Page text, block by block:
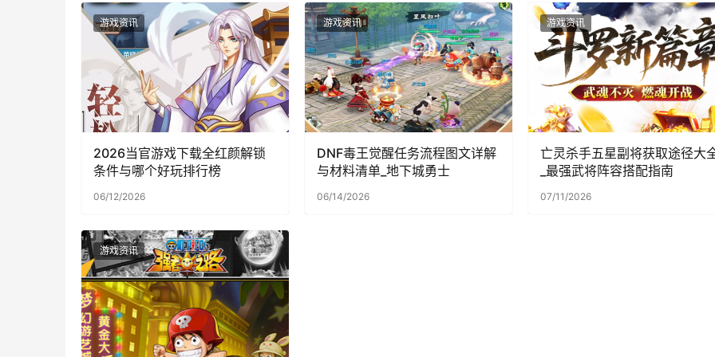
游戏资讯
2026当官游戏下载全红颜解锁
条件与哪个好玩排行榜
06/12/2026
游戏资讯
DNF毒王觉醒任务流程图文详解
与材料清单_地下城勇士
06/14/2026
游戏资讯
亡灵杀手五星副将获取途径大
_最强武将阵容搭配指南
07/11/2026
游戏资讯